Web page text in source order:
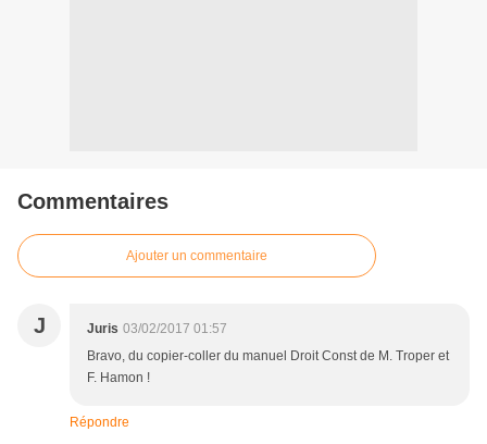
Commentaires
Ajouter un commentaire
J Juris 03/02/2017 01:57
Bravo, du copier-coller du manuel Droit Const de M. Troper et
F. Hamon !
Répondre